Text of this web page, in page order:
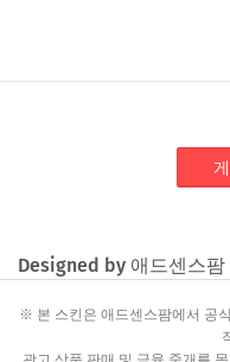
Designed by 애드센스팜
※ 본 스킨은 애드센스팜에서 공